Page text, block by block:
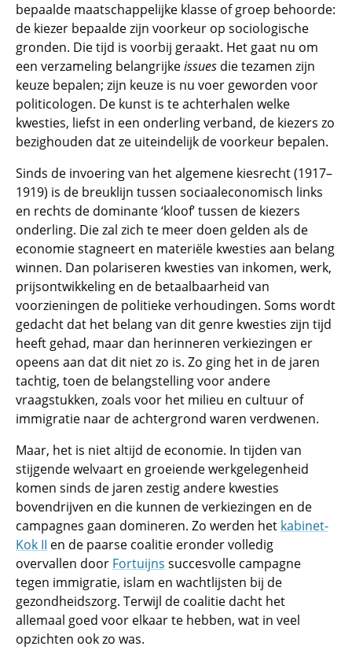
bepaalde maatschappelijke klasse of groep behoorde:
de kiezer bepaalde zijn voorkeur op sociologische
gronden. Die tijd is voorbij geraakt. Het gaat nu om
een verzameling belangrijkeissues die tezamen zijn
keuze bepalen; zijn keuze is nu voer geworden voor
politicologen. De kunst is te achterhalen welke
kwesties, liefst in een onderling verband, de kiezers zo
bezighouden dat ze uiteindelijk de voorkeur bepalen.
Sinds de invoering van het algemene kiesrecht (1917–
1919) is de breuklijn tussen sociaaleconomisch links
en rechts de dominante ‘kloof’ tussen de kiezers
onderling. Die zal zich te meer doen gelden als de
economie stagneert en materiële kwesties aan belang
winnen. Dan polariseren kwesties van inkomen, werk,
prijsontwikkeling en de betaalbaarheid van
voorzieningen de politieke verhoudingen. Soms wordt
gedacht dat het belang van dit genre kwesties zijn tijd
heeft gehad, maar dan herinneren verkiezingen er
opeens aan dat dit niet zo is. Zo ging het in de jaren
tachtig, toen de belangstelling voor andere
vraagstukken, zoals voor het milieu en cultuur of
immigratie naar de achtergrond waren verdwenen.
Maar, het is niet altijd de economie. In tijden van
stijgende welvaart en groeiende werkgelegenheid
komen sinds de jaren zestig andere kwesties
bovendrijven en die kunnen de verkiezingen en de
campagnes gaan domineren. Zo werden het kabinet-
Kok II en de paarse coalitie eronder volledig
overvallen door Fortuijns succesvolle campagne
tegen immigratie, islam en wachtlijsten bij de
gezondheidszorg. Terwijl de coalitie dacht het
allemaal goed voor elkaar te hebben, wat in veel
opzichten ook zo was.